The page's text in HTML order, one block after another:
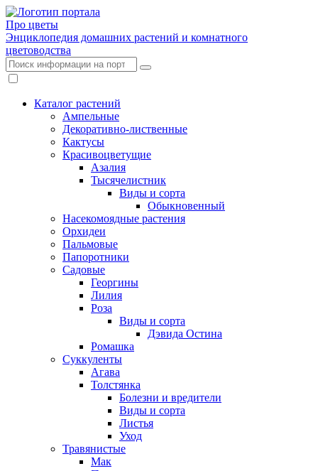
Про цветы
Энциклопедия домашних растений и комнатного
цветоводства
Каталог растений
Ампельные
Декоративно-лиственные
Кактусы
Красивоцветущие
Азалия
Тысячелистник
Виды и сорта
Обыкновенный
Насекомоядные растения
Орхидеи
Пальмовые
Папоротники
Садовые
Георгины
Лилия
Роза
Виды и сорта
Дэвида Остина
Ромашка
Суккуленты
Агава
Толстянка
Болезни и вредители
Виды и сорта
Листья
Уход
Травянистые
Мак